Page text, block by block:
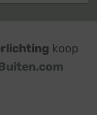
koop